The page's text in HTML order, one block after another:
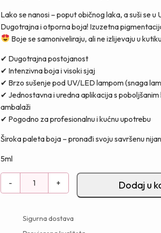
Lako se nanosi – poput običnog laka, a suši se u
Dugotrajna i otporna boja! Izuzetna
Boje se samoniveliraju, ali ne izlijevaju u
✔ Dugotrajna postojanost
✔ Intenzivna boja i visoki sjaj
✔ Brzo sušenje pod UV/LED lampom (snaga
✔ Jednostavna i uredna aplikacija s poboljšanim
ambalaži
✔ Pogodno za profesionalnu i kućnu upotrebu
Široka paleta boja – pronađi svoju savršenu
5ml
-
G
e
+ Dodaj u
Sigurna dostava